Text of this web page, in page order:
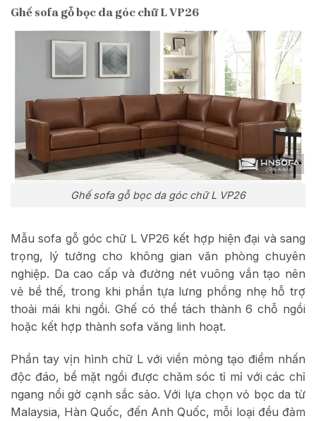
Ghế sofa gỗ bọc da góc chữ L VP26
Ghế sofa gỗ bọc da góc chữ L VP26
Mẫu sofa gỗ góc chữ L VP26 kết hợp hiện đại và sang
trọng, lý tưởng cho không gian văn phòng chuyên
nghiệp. Da cao cấp và đường nét vuông vắn tạo nên
vẻ bề thế, trong khi phần tựa lưng phồng nhẹ hỗ trợ
thoải mái khi ngồi. Ghế có thể tách thành 6 chỗ ngồi
hoặc kết hợp thành sofa văng linh hoạt.
Phần tay vịn hình chữ L với viền mỏng tạo điểm nhấn
độc đáo, bề mặt ngồi được chăm sóc tỉ mỉ với các chỉ
ngang nổi gờ cạnh sắc sảo. Với lựa chọn vỏ bọc da từ
Malaysia, Hàn Quốc, đến Anh Quốc, mỗi loại đều đảm